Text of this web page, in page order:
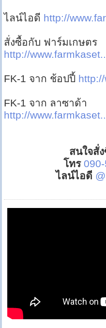
ไลน์ไอดี http://
สั่งซื้อกับ ฟาร์มเกษตร
http://
FK-1 จาก ช้อปปี้
FK-1 จาก ลาซาด้า
http://
สนใจสั่
โทร
ไลน์ไอดี